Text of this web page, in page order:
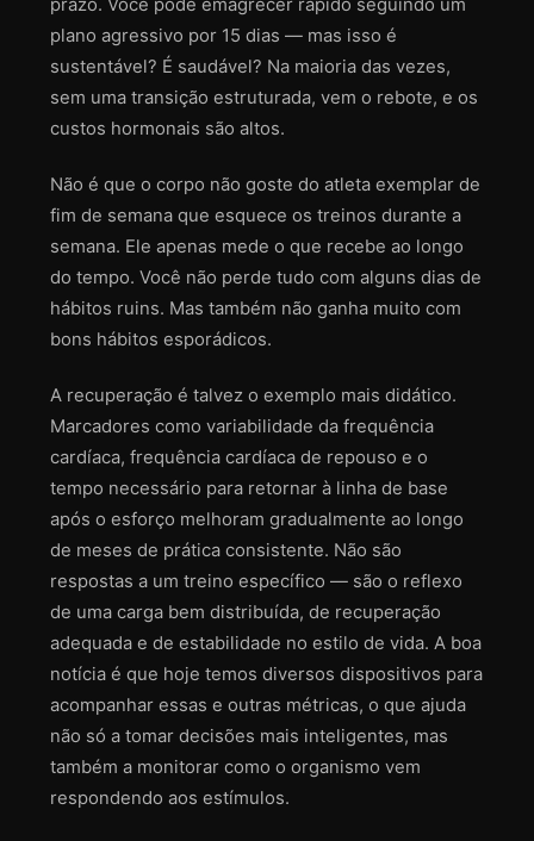
prazo. Você pode emagrecer rápido seguindo um
plano agressivo por 15 dias — mas isso é
sustentável? É saudável? Na maioria das vezes,
sem uma transição estruturada, vem o rebote, e os
custos hormonais são altos.
Não é que o corpo não goste do atleta exemplar de
fim de semana que esquece os treinos durante a
semana. Ele apenas mede o que recebe ao longo
do tempo. Você não perde tudo com alguns dias de
hábitos ruins. Mas também não ganha muito com
bons hábitos esporádicos.
A recuperação é talvez o exemplo mais didático.
Marcadores como variabilidade da frequência
cardíaca, frequência cardíaca de repouso e o
tempo necessário para retornar à linha de base
após o esforço melhoram gradualmente ao longo
de meses de prática consistente. Não são
respostas a um treino específico — são o reflexo
de uma carga bem distribuída, de recuperação
adequada e de estabilidade no estilo de vida. A boa
notícia é que hoje temos diversos dispositivos para
acompanhar essas e outras métricas, o que ajuda
não só a tomar decisões mais inteligentes, mas
também a monitorar como o organismo vem
respondendo aos estímulos.